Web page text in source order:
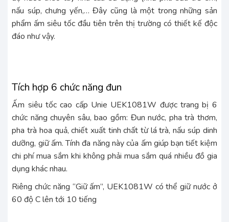
nấu súp, chưng yến,… Đây cũng là một trong những sản
phẩm ấm siêu tốc đầu tiên trên thị trường có thiết kế độc
đáo như vậy.
Tích hợp 6 chức năng đun
Ấm siêu tốc cao cấp Unie UEK1081W được trang bị 6
chức năng chuyên sâu, bao gồm: Đun nước, pha trà thơm,
pha trà hoa quả, chiết xuất tinh chất từ lá trà, nấu súp dinh
dưỡng, giữ ấm. Tính đa năng này của ấm giúp bạn tiết kiệm
chi phí mua sắm khi không phải mua sắm quá nhiều đồ gia
dụng khác nhau.
Riêng chức năng “Giữ ấm”, UEK1081W có thể giữ nước ở
60 độ C lên tới 10 tiếng